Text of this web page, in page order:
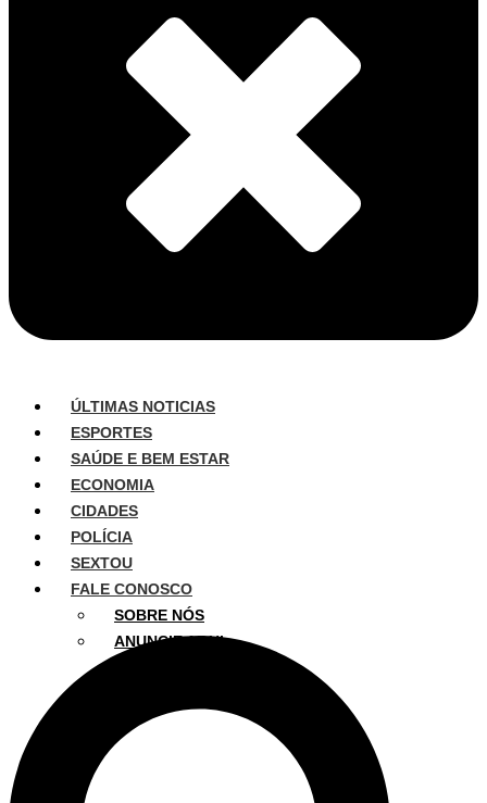
ÚLTIMAS NOTICIAS
ESPORTES
SAÚDE E BEM ESTAR
ECONOMIA
CIDADES
POLÍCIA
SEXTOU
FALE CONOSCO
SOBRE NÓS
ANUNCIE AQUI